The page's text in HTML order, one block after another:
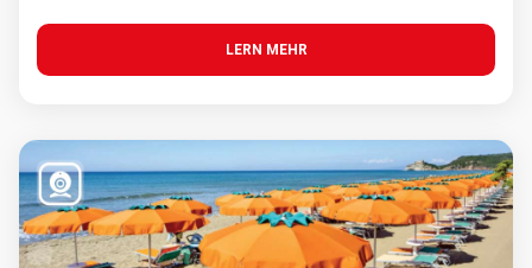
LERN MEHR